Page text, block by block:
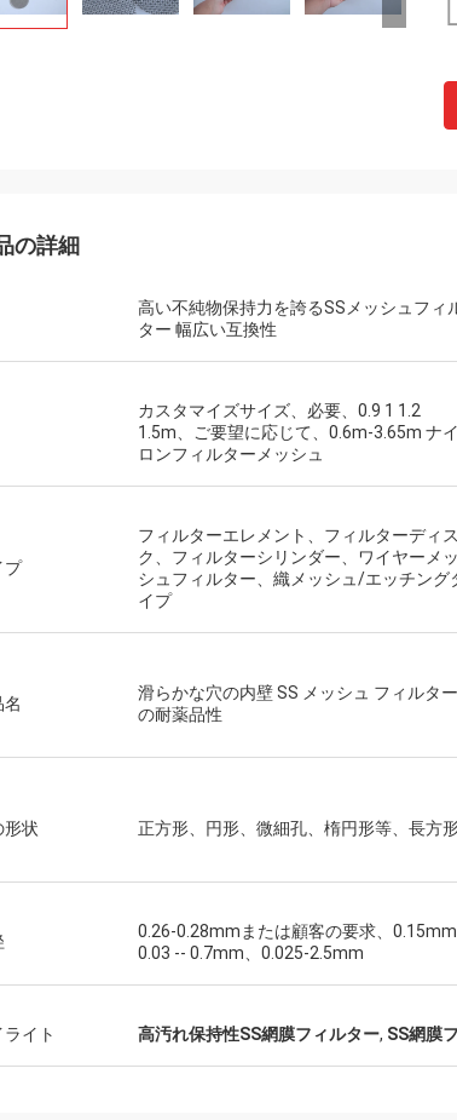
の詳細
高い不純物保持力を誇るSSメッシュフィ
ター 幅広い互換性
カスタマイズサイズ、必要、0.9 1 1.2
1.5m、ご要望に応じて、0.6m-3.65m ナイ
ロンフィルターメッシュ
プ
フィルターエレメント、フィルターディス
ク、フィルターシリンダー、ワイヤーメッ
シュフィルター、織メッシュ/エッチング
イプ
名
滑らかな穴の内壁 SS メッシュ フィルター
の耐薬品性
形状 正方形、円形、微細孔、楕円形等、長方
0.26-0.28mmまたは顧客の要求、0.15mm
0.03 -- 0.7mm、0.025-2.5mm
イト 高汚れ保持性SS網膜フィルター, SS網膜